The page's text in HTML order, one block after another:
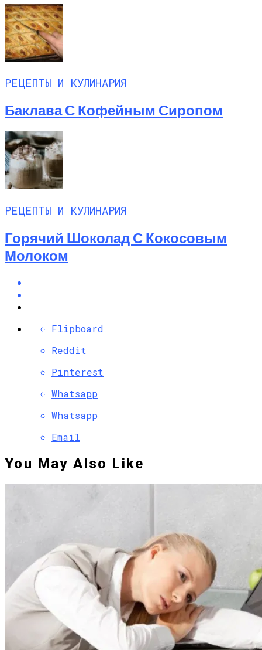
РЕЦЕПТЫ И КУЛИНАРИЯ
Баклава С Кофейным Сиропом
РЕЦЕПТЫ И КУЛИНАРИЯ
Горячий Шоколад С Кокосовым
Молоком
Flipboard
Reddit
Pinterest
Whatsapp
Whatsapp
Email
You May Also Like